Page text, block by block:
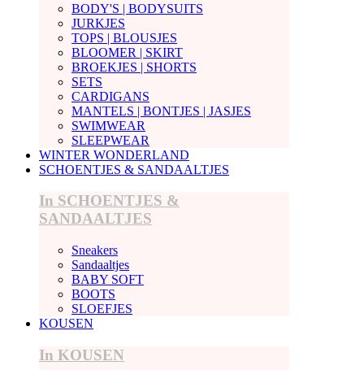
BODY'S | BODYSUITS
JURKJES
TOPS | BLOUSJES
BLOOMER | SKIRT
BROEKJES | SHORTS
SETS
CARDIGANS
MANTELS | BONTJES | JASJES
SWIMWEAR
SLEEPWEAR
WINTER WONDERLAND
SCHOENTJES & SANDAALTJES
In SCHOENTJES &
SANDAALTJES
Sneakers
Sandaaltjes
BABY SOFT
BOOTS
SLOEFJES
KOUSEN
In KOUSEN